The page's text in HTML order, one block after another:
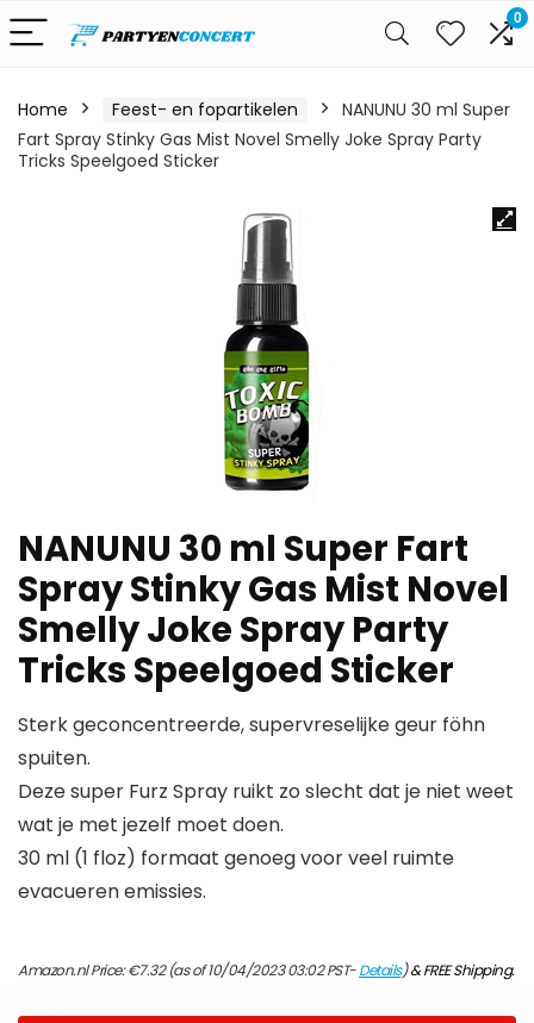
0
Home Feest- en fopartikelen
NANUNU 30 ml Super
Fart Spray Stinky Gas Mist Novel Smelly Joke Spray Party
Tricks Speelgoed Sticker
NANUNU 30 ml Super Fart
Spray Stinky Gas Mist Novel
Smelly Joke Spray Party
Tricks Speelgoed Sticker
Sterk geconcentreerde, supervreselijke geur föhn
spuiten.
Deze super Furz Spray ruikt zo slecht dat je niet weet
wat je met jezelf moet doen.
30 ml (1 floz) formaat genoeg voor veel ruimte
evacueren emissies.
Amazon.nl Price:€7.32(as of 10/04/2023 03:02 PST-Details)&FREE Shipping.